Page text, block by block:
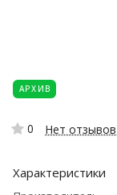
АРХИВ
0 Нет отзывов
Характеристики